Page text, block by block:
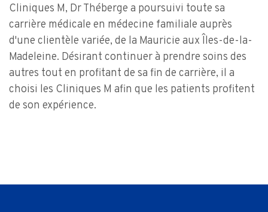
Cliniques M, Dr Théberge a poursuivi toute sa
carrière médicale en médecine familiale auprès
d'une clientèle variée, de la Mauricie aux Îles-de-la-
Madeleine. Désirant continuer à prendre soins des
autres tout en profitant de sa fin de carrière, il a
choisi les Cliniques M afin que les patients profitent
de son expérience.